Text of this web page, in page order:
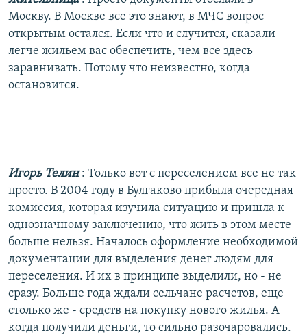
Москву. В Москве все это знают, в МЧС вопрос
открытым остался. Если что и случится, сказали –
легче жильем вас обеспечить, чем все здесь
заравнивать. Потому что неизвестно, когда
остановится.
Игорь Телин: Только вот с переселением все не так
просто. В 2004 году в Булгаково прибыла очередная
комиссия, которая изучила ситуацию и пришла к
однозначному заключению, что жить в этом месте
больше нельзя. Началось оформление необходимой
документации для выделения денег людям для
переселения. И их в принципе выделили, но - не
сразу. Больше года ждали сельчане расчетов, еще
столько же - средств на покупку нового жилья. А
когда получили деньги, то сильно разочаровались.